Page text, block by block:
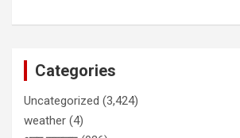
Categories
Uncategorized (3,424)
weather (4)